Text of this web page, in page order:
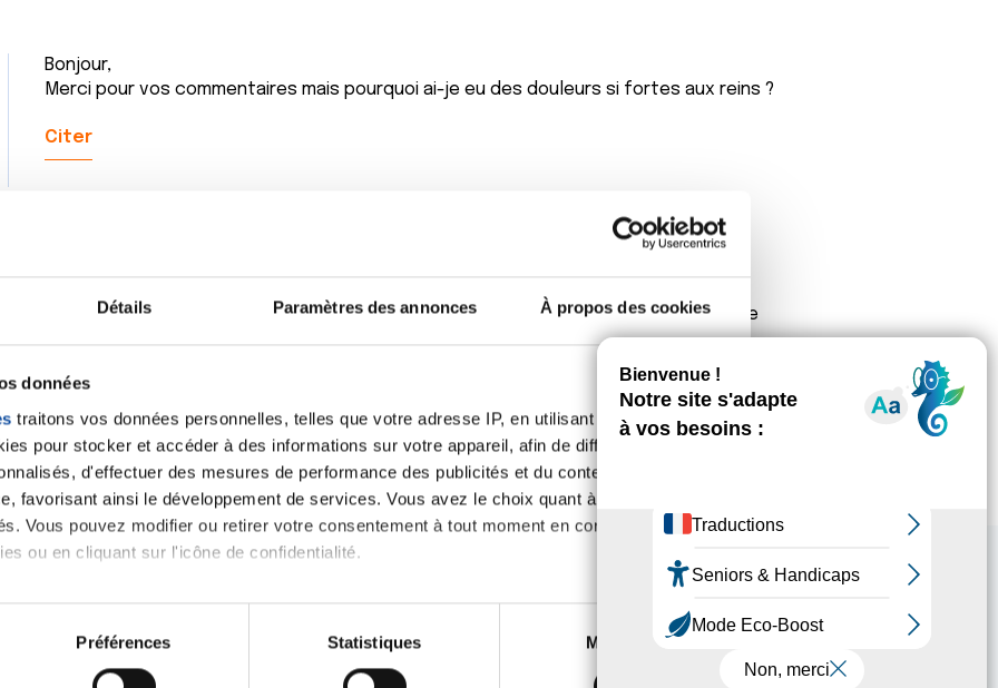
Détails Paramètres des annonces À propos des cookies
données
traitons vos données personnelles, telles que votre adresse IP, en utilisant des
pour stocker et accéder à des informations sur votre appareil, afin de diffuser des
d'effectuer des mesures de performance des publicités et du contenu, ainsi que de
favorisant ainsi le développement de services. Vous avez le choix quant à l'utilisation de
Vous pouvez modifier ou retirer votre consentement à tout moment en consultant la
ou en cliquant sur l'icône de confidentialité.
également :
sur votre localisation géographique qui peuvent être précises à plusieurs mètres près
Préférences Statistiques Marketing
Bonjour,
Merci pour vos commentaires mais pourquoi ai-je eu des douleurs si fortes aux reins ?
Citer
J’ai eu le même effet après ma seconde injection . Douleurs très fortes aux reins, je
brûlais de l’intérieur avec une impossibilité de respirer. C’est terriblement frustrant .
Citer